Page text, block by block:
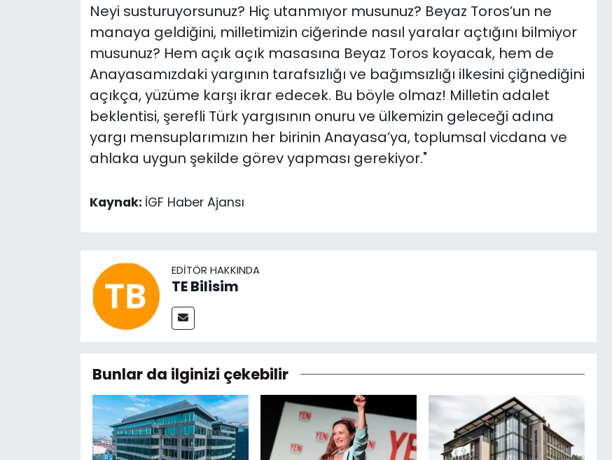
Neyi susturuyorsunuz? Hiç utanmıyor musunuz? Beyaz Toros’un ne
manaya geldiğini, milletimizin ciğerinde nasıl yaralar açtığını bilmiyor
musunuz? Hem açık açık masasına Beyaz Toros koyacak, hem de
Anayasamızdaki yargının tarafsızlığı ve bağımsızlığı ilkesini çiğnediğini
açıkça, yüzüme karşı ikrar edecek. Bu böyle olmaz! Milletin adalet
beklentisi, şerefli Türk yargısının onuru ve ülkemizin geleceği adına
yargı mensuplarımızın her birinin Anayasa’ya, toplumsal vicdana ve
ahlaka uygun şekilde görev yapması gerekiyor."
Kaynak: İGF Haber Ajansı
EDITÖR HAKKINDA
TE Bilisim
Bunlar da ilginizi çekebilir